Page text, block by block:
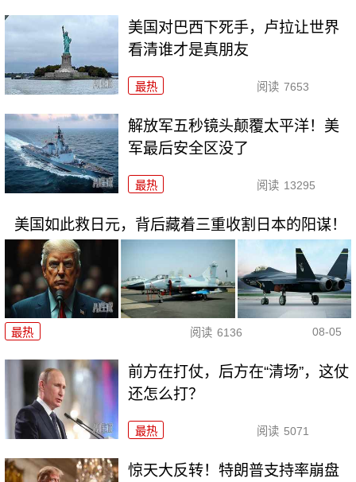
美国对巴西下死手，卢拉让世界
看清谁才是真朋友
最热 阅读 7653
解放军五秒镜头颠覆太平洋！美
军最后安全区没了
最热 阅读 13295
美国如此救日元，背后藏着三重收割日本的阳谋！
最热 阅读 6136 08-05
前方在打仗，后方在“清场”，这仗
还怎么打？
最热 阅读 5071
惊天大反转！特朗普支持率崩盘